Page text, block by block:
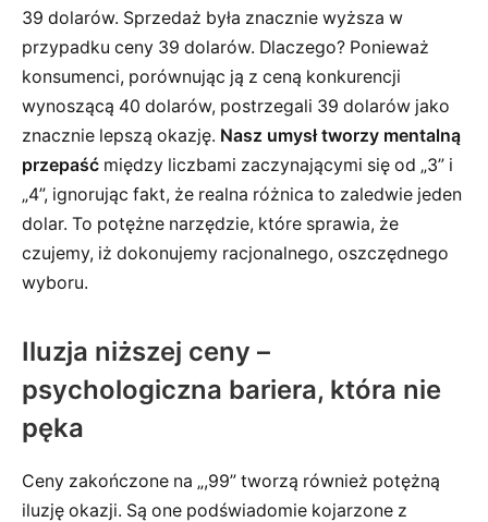
39 dolarów. Sprzedaż była znacznie wyższa w
przypadku ceny 39 dolarów. Dlaczego? Ponieważ
konsumenci, porównując ją z ceną konkurencji
wynoszącą 40 dolarów, postrzegali 39 dolarów jako
znacznie lepszą okazję. Nasz umysł tworzy mentalną
przepaść między liczbami zaczynającymi się od „3” i
„4”, ignorując fakt, że realna różnica to zaledwie jeden
dolar. To potężne narzędzie, które sprawia, że
czujemy, iż dokonujemy racjonalnego, oszczędnego
wyboru.
Iluzja niższej ceny –
psychologiczna bariera, która nie
pęka
Ceny zakończone na „,99” tworzą również potężną
iluzję okazji. Są one podświadomie kojarzone z